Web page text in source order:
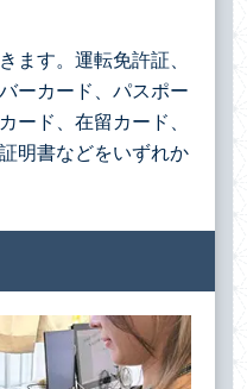
ます。運転免許証、
ーカード、パスポー
ード、在留カード、
明書などをいずれか